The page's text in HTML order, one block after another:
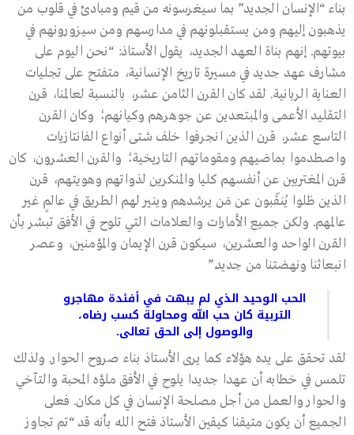
بناء “الإنسان الجديد” بما سيغرسونه من قيم ومبادئ في قلوب من
يذهبون إليهم ومن يستقبلونهم في مدارسهم ومن سيزورونهم في
بيوتهم. إنهم بناة العهد الجديد، يقول الأستاذ: “نحن اليوم على
مشارف عهد جديد في مسيرة تاريخ الإنسانية، متفتح على تجليات
العناية الربانية. لقد كان القرن الثامن عشر، بالنسبة لعالمنا، قرن
التقليد الأعمى والمبتعدين عن جوهرهم وكيانهم؛ وكان القرن
التاسع عشر، قرن الذين انجرفوا خلف شتى أنواع الفانتازيات
واصطدموا بماضيهم ومقوماتهم التاريخية؛ والقرن العشرون، كان
قرن المغتربين عن أنفسهم كليا والمنكرين لذواتهم وهويتهم، قرن
الذين ظلوا يُنقّبون عن مَن يرشدهم وينير لهم الطريق في عالمٍ غير
عالمهم. ولكن جميع الأمارات والعلامات التي تلوح في الأفق تبشر بأن
القرن الواحد والعشرين، سيكون قرن الإيمان والمؤمنين، وعصر
انبعاثنا ونهضتنا من جديد.”
الحب الوحيد الذي لم يبهت في أفئدة مهاجرو
التربية كان حب الله ومحاولة كسب رضاه،
والوصول إلى الحق تعالى.
لقد تحقق على يده هؤلاء كما يرى الأستاذ بناء صروح الحوار. ولذلك
تلمس في خطابه أن عهدا جديدا يلوح في الأفق ملؤه المحبة والتآخي
والحوار والعمل من أجل مصلحة الإنسان في كل مكان. فعلى
الجميع أن يكون متيقنا كيقين الأستاذ فتح الله بأنه قد “تم تجاوز